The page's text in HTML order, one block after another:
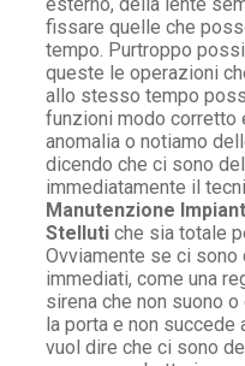
fissare quelle che
tempo. Purtroppo
queste le operazioni
allo stesso tempo
funzioni modo corretto
anomalia o notiamo
dicendo che ci sono
immediatamente il
Manutenzione
Stelluti che sia totale
Ovviamente se ci
immediati, come una
sirena che non suono
la porta e non succede
vuol dire che ci sono